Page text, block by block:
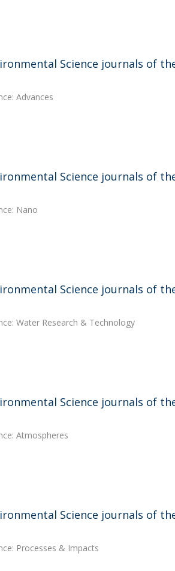
Science journals of
Advances
Science journals of
Nano
Science journals of
Water Research & Technology
Science journals of
Atmospheres
Science journals of
Processes & Impacts